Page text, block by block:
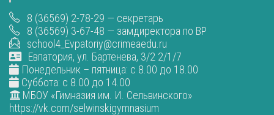
8 (36569) 2-78-29 — секретарь
8 (36569) 3-67-48 — замдиректора по ВР
school4_Evpatoriy@crimeaedu.ru
Евпатория, ул. Бартенева, 3/2 2/1/7
Понедельник – пятница: с 8.00 до 18.00
Суббота: с 8.00 до 14.00
МБОУ «Гимназия им. И. Сельвинского»
https://vk.com/selwinskigymnasium